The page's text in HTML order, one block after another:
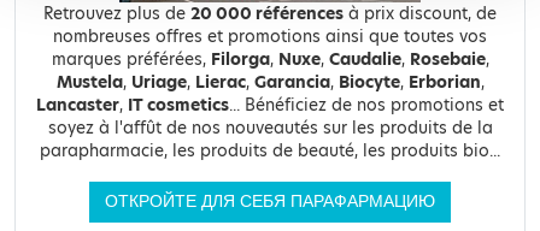
Retrouvez plus de 20 000 références à prix discount, de
nombreuses offres et promotions ainsi que toutes vos
marques préférées, Filorga, Nuxe, Caudalie, Rosebaie,
Mustela, Uriage, Lierac, Garancia, Biocyte, Erborian,
Lancaster, IT cosmetics... Bénéficiez de nos promotions et
soyez à l'affût de nos nouveautés sur les produits de la
parapharmacie, les produits de beauté, les produits bio...
ОТКРОЙТЕ ДЛЯ СЕБЯ ПАРАФАРМАЦИЮ